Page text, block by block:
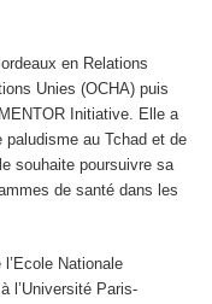
en Relations
Unies (OCHA) puis
Initiative. Elle a
au Tchad et de
souhaite poursuivre sa
de santé dans les
Nationale
l’Université Paris-